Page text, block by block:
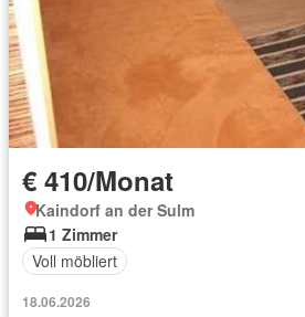
€ 410/Monat
Kaindorf an der Sulm
1 Zimmer
Voll möbliert
18.06.2026